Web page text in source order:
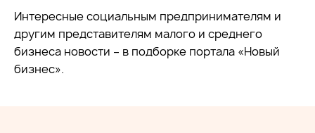
Интересные социальным предпринимателям и
другим представителям малого и среднего
бизнеса новости – в подборке портала «Новый
бизнес».